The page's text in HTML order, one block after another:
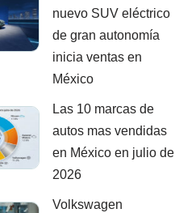
nuevo SUV eléctrico
de gran autonomía
inicia ventas en
México
Las 10 marcas de
autos mas vendidas
en México en julio de
2026
Volkswagen